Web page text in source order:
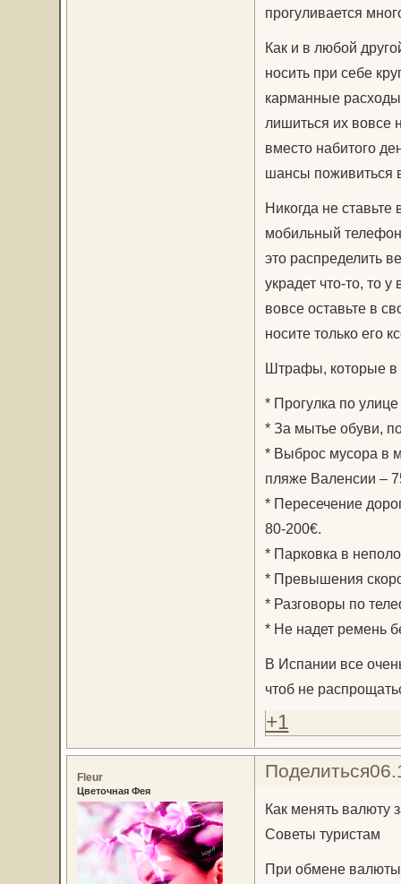
прогуливается
Как и в любой
носить при себе
карманные
лишиться их вовсе
вместо набитого
шансы поживиться
Никогда не
мобильный
это распределить
украдет что-то, то
вовсе оставьте в
носите только его
Штрафы, которые в
* Прогулка по
* За мытье обуви,
* Выброс мусора в
пляже Валенсии –
* Пересечение
80-200€.
* Парковка в
* Превышения
* Разговоры по
* Не надет ремень
В Испании все
чтоб не
+1
Поделиться
Fleur
Цветочная Фея
Как менять валюту
Советы туристам
При обмене валюты